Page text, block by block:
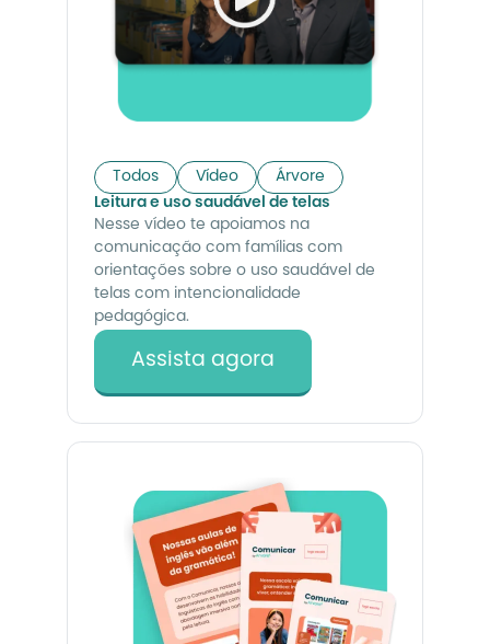
Leitura e uso saudável de telas
Nesse vídeo te apoiamos na
comunicação com famílias com
orientações sobre o uso saudável de
telas com intencionalidade
pedagógica.
Assista agora
Todos Vídeo Árvore